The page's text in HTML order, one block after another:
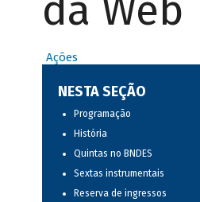
da Web
Ações
NESTA SEÇÃO
Programação
História
Quintas no BNDES
Sextas instrumentais
Reserva de ingressos